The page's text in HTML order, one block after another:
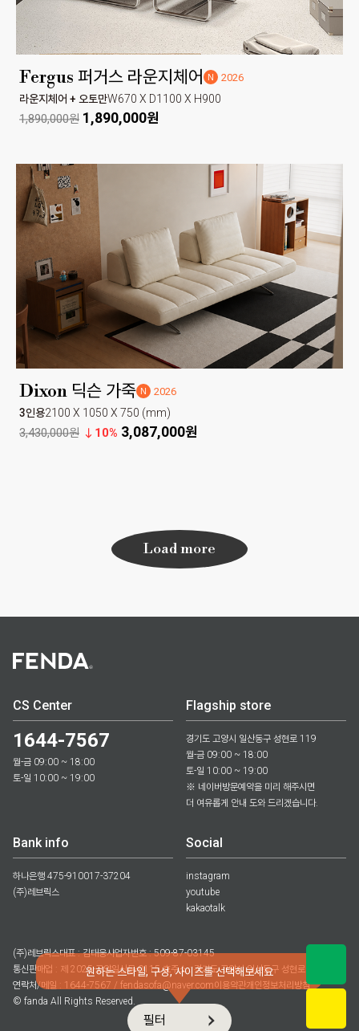
원하는 스타일, 구성, 사이즈를 선택해보세요
필터
Fergus 퍼거스 라운지체어 N 2026
라운지체어 + 오토만W670 X D1100 X H900
1,890,000원 1,890,000원
Dixon 딕슨 가죽 N 2026
3인용2100 X 1050 X 750 (mm)
3,430,000원 10% 3,087,000원
Load more
CS Center
1644-7567
월-금 09:00 ~ 18:00
토-일 10:00 ~ 19:00
Flagship store
경기도 고양시 일산동구 성현로 119
월-금 09:00 ~ 18:00
토-일 10:00 ~ 19:00
※ 네이버방문예약을 미리 해주시면
더 여유롭게 안내 도와 드리겠습니다.
Bank info
하나은행 475-910017-37204
(주)레브릭스
Social
instagram
youtube
kakaotalk
(주)레브릭스대표 : 김태웅사업자번호 : 509-87-03145
통신판매업 : 제 2025-고양일산동-0115 호주소 : 경기도 고양시 일산동구 성현로 119
연락처/메일 : 1644-7567 / fendasofa@naver.com이용약관개인정보처리방침
© fanda All Rights Reserved.